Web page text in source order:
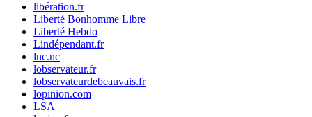
libération.fr
Liberté Bonhomme Libre
Liberté Hebdo
Lindépendant.fr
lnc.nc
lobservateur.fr
lobservateurdebeauvais.fr
lopinion.com
LSA